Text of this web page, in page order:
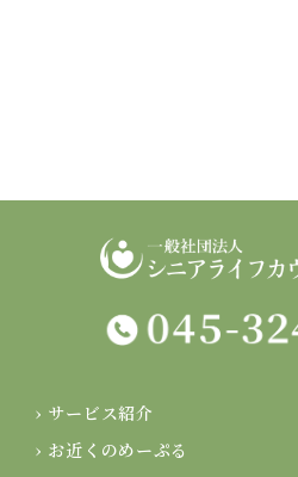
› サービス紹介
› お近くのめーぷる